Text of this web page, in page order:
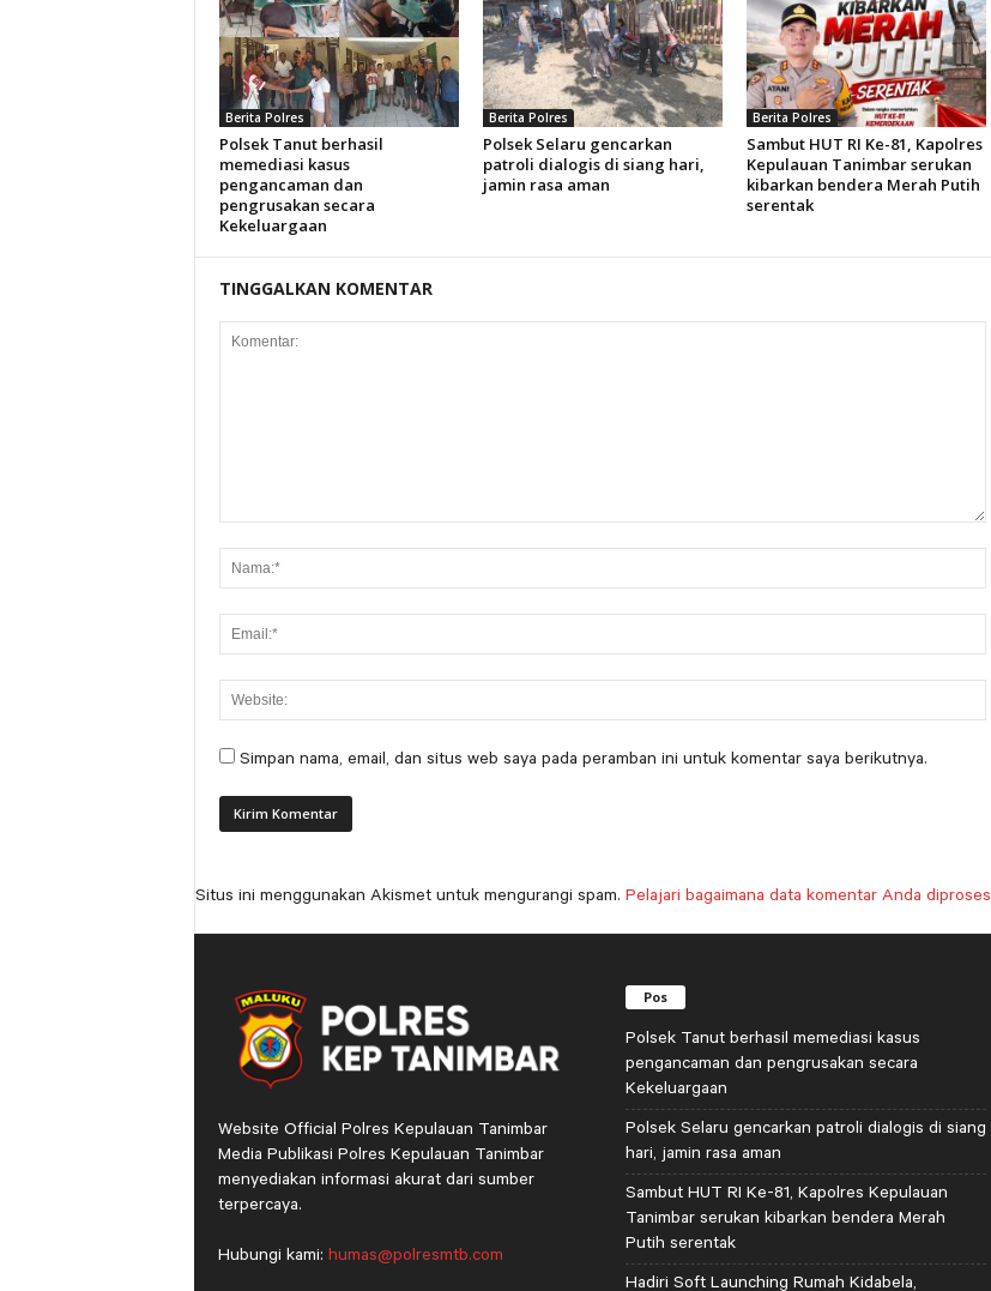
Berita Polres
Polsek Tanut berhasil
memediasi kasus
pengancaman dan
pengrusakan secara
Kekeluargaan
Berita Polres
Polsek Selaru gencarkan
patroli dialogis di siang hari,
jamin rasa aman
Berita Polres
Sambut HUT RI Ke-81, Kapolres
Kepulauan Tanimbar serukan
kibarkan bendera Merah Putih
serentak
TINGGALKAN KOMENTAR
Simpan nama, email, dan situs web saya pada peramban ini untuk komentar saya berikutnya.
Situs ini menggunakan Akismet untuk mengurangi spam. Pelajari bagaimana data komentar Anda diproses
Website Official Polres Kepulauan Tanimbar
Media Publikasi Polres Kepulauan Tanimbar
menyediakan informasi akurat dari sumber
terpercaya.
Hubungi kami: humas@polresmtb.com
Pos
Polsek Tanut berhasil memediasi kasus
pengancaman dan pengrusakan secara
Kekeluargaan
Polsek Selaru gencarkan patroli dialogis di siang
hari, jamin rasa aman
Sambut HUT RI Ke-81, Kapolres Kepulauan
Tanimbar serukan kibarkan bendera Merah
Putih serentak
Hadiri Soft Launching Rumah Kidabela,